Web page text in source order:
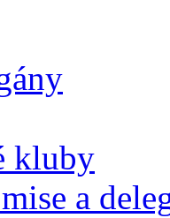
kluby
a